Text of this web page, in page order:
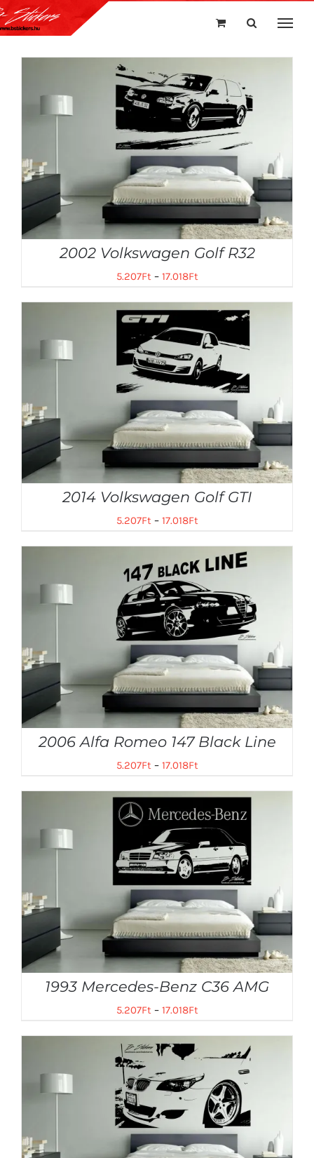
Kihagyás
2002 Volkswagen Golf R32
5.207Ft– 17.018Ft
2014 Volkswagen Golf GTI
5.207Ft– 17.018Ft
2006 Alfa Romeo 147 Black Line
5.207Ft– 17.018Ft
1993 Mercedes-Benz C36 AMG
5.207Ft – 17.018Ft